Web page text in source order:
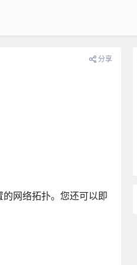
分享
网络拓扑。您还可以即